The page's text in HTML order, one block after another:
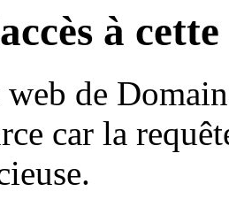
à
de
car la